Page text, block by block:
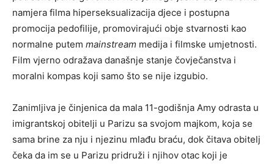
namjera filma hiperseksualizacija djece i postupna
promocija pedofilije, promovirajući obje stvarnosti kao
normalne putem mainstream medija i filmske umjetnosti.
Film vjerno odražava današnje stanje čovječanstva i
moralni kompas koji samo što se nije izgubio.
Zanimljiva je činjenica da mala 11-godišnja Amy odrasta u
imigrantskoj obitelji u Parizu sa svojom majkom, koja se
sama brine za nju i njezinu mlađu braću, dok čitava obitelj
čeka da im se u Parizu pridruži i njihov otac koji je